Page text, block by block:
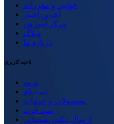
قوانین و مقررات
آخرین اخبار
مرکز آموزش
وبلاگ
درباره ما
ناحیه کاربری
ورود
ثبت نام
محصولات و خدمات
سبد خرید
ارسال تیکت پشتیبانی